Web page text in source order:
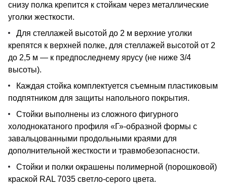
снизу полка крепится к стойкам через металлические
уголки жесткости.
Для стеллажей высотой до 2 м верхние уголки
крепятся к верхней полке, для стеллажей высотой от 2
до 2,5 м — к предпоследнему ярусу (не ниже 3/4
высоты).
Каждая стойка комплектуется съемным пластиковым
подпятником для защиты напольного покрытия.
Стойки выполнены из сложного фигурного
холоднокатаного профиля «Г»-образной формы с
завальцованными продольными краями для
дополнительной жесткости и травмобезопасности.
Стойки и полки окрашены полимерной (порошковой)
краской RAL 7035 светло-серого цвета.